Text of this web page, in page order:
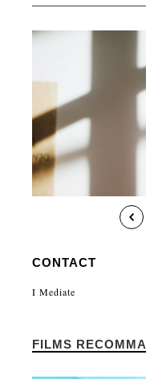
CONTACT
I Mediate
FILMS